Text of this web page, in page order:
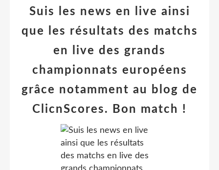
Suis les news en live ainsi
que les résultats des matchs
en live des grands
championnats européens
grâce notamment au blog de
ClicnScores. Bon match !